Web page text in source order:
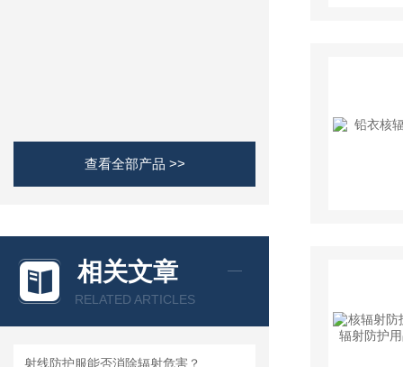
查看全部产品 >>
相关文章
RELATED ARTICLES
射线防护服能否消除辐射危害？